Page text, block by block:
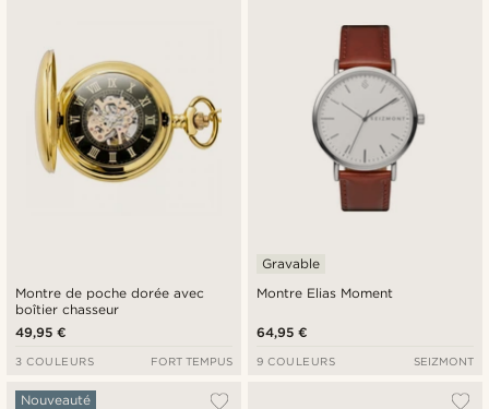
Montre de poche dorée avec
boîtier chasseur
49,95 €
3 COULEURS FORT TEMPUS
Montre Elias Moment
Gravable
64,95 €
9 COULEURS SEIZMONT
Nouveauté